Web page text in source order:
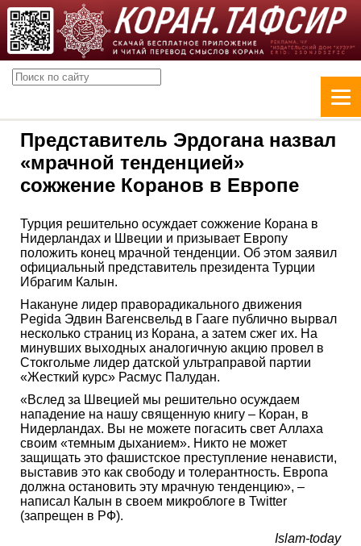
Представитель Эрдогана назвал
«мрачной тенденцией»
сожжение Коранов в Европе
Турция решительно осуждает сожжение Корана в
Нидерландах и Швеции и призывает Европу
положить конец мрачной тенденции. Об этом заявил
официальный представитель президента Турции
Ибрагим Калын.
Накануне лидер праворадикального движения
Pegida Эдвин Вагенсвельд в Гааге публично вырвал
несколько страниц из Корана, а затем сжег их. На
минувших выходных аналогичную акцию провел в
Стокгольме лидер датской ультраправой партии
«Жесткий курс» Расмус Палудан.
«Вслед за Швецией мы решительно осуждаем
нападение на нашу священную книгу – Коран, в
Нидерландах. Вы не можете погасить свет Аллаха
своим «темным дыханием». Никто не может
защищать это фашистское преступление ненависти,
выставив это как свободу и толерантность. Европа
должна остановить эту мрачную тенденцию», –
написал Калын в своем микроблоге в Twitter
(запрещен в РФ).
Islam-today